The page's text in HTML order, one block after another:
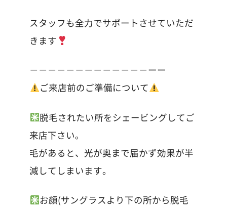
スタッフも全力でサポートさせていただ
きます
－－－－－－－－－－－－－ーー
ご来店前のご準備について
脱毛されたい所をシェービングしてご
来店下さい。
毛があると、光が奥まで届かず効果が半
減してしまいます。
お顔(サングラスより下の所から脱毛